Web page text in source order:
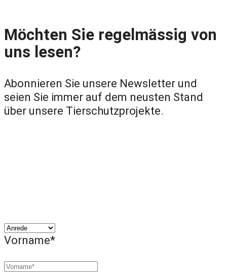
Möchten Sie regelmässig von
uns lesen?
Abonnieren Sie unsere Newsletter und
seien Sie immer auf dem neusten Stand
über unsere Tierschutzprojekte.
Vorname*